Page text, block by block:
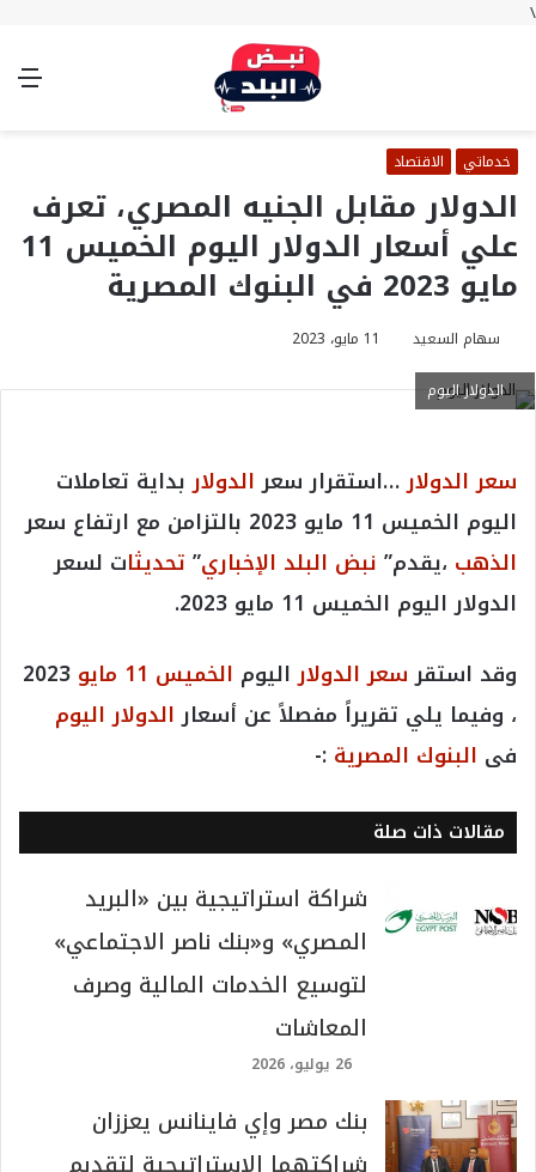
\
الوضع
خدماتي الاقتصاد
الدولار مقابل الجنيه المصري، تعرف
علي أسعار الدولار اليوم الخميس 11
مايو 2023 في البنوك المصرية
سهام السعيد
11 مايو، 2023
الدولار اليوم
سعر الدولار…استقرار سعرالدولاربداية تعاملات
اليوم الخميس 11 مايو 2023 بالتزامن مع ارتفاع سعر
الذهب ،يقدم” نبض البلد الإخباري” تحديثات لسعر
الدولار اليوم الخميس 11 مايو 2023.
وقد استقرسعر الدولاراليوم الخميس 11 مايو
2023
، وفيما يلي تقريراً مفصلاً عن أسعارالدولار اليوم
فى البنوك المصرية :-
مقالات ذات صلة
شراكة استراتيجية بين «البريد
المصري» و«بنك ناصر الاجتماعي»
لتوسيع الخدمات المالية وصرف
المعاشات
26 يوليو، 2026
بنك مصر وإي فاينانس يعززان